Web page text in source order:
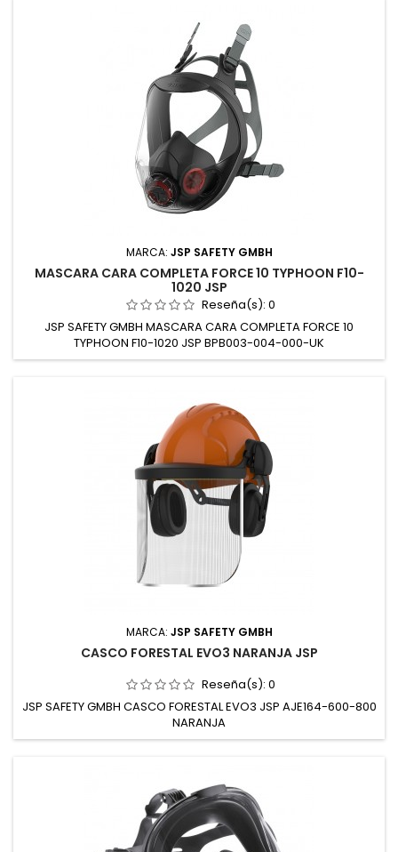
MARCA: JSP SAFETY GMBH
MASCARA CARA COMPLETA FORCE 10 TYPHOON F10-
1020 JSP
Reseña(s): 0
JSP SAFETY GMBH MASCARA CARA COMPLETA FORCE 10
TYPHOON F10-1020 JSP BPB003-004-000-UK
MARCA: JSP SAFETY GMBH
CASCO FORESTAL EVO3 NARANJA JSP
Reseña(s): 0
JSP SAFETY GMBH CASCO FORESTAL EVO3 JSP AJE164-600-800
NARANJA